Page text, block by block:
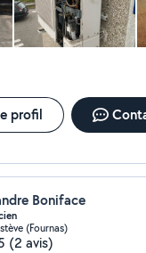
profil
Boniface
(Fournas)
(2 avis)